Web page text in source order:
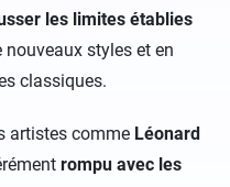
les limites établies
nouveaux styles et en
classiques.
artistes comme Léonard
rompu avec les